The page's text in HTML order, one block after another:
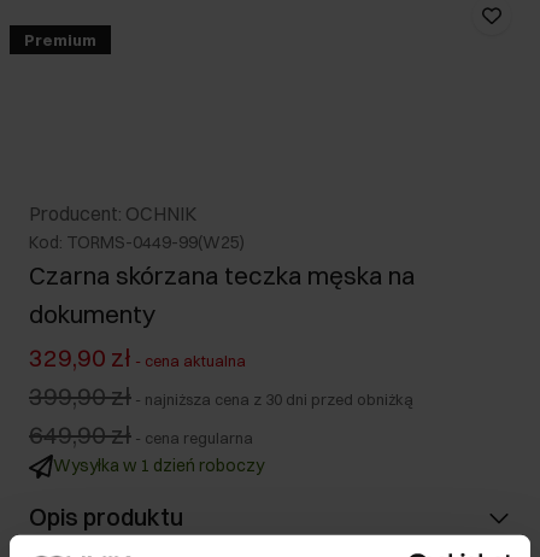
Premium
Producent: OCHNIK
Kod: TORMS-0449-99(W25)
Czarna skórzana teczka męska na
dokumenty
329,90 zł - cena aktualna
399,90 zł - najniższa cena z 30 dni przed obniżką
649,90 zł - cena regularna
Wysyłka w 1 dzień roboczy
Opis produktu